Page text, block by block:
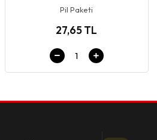
Pil Paketi
27,65 TL